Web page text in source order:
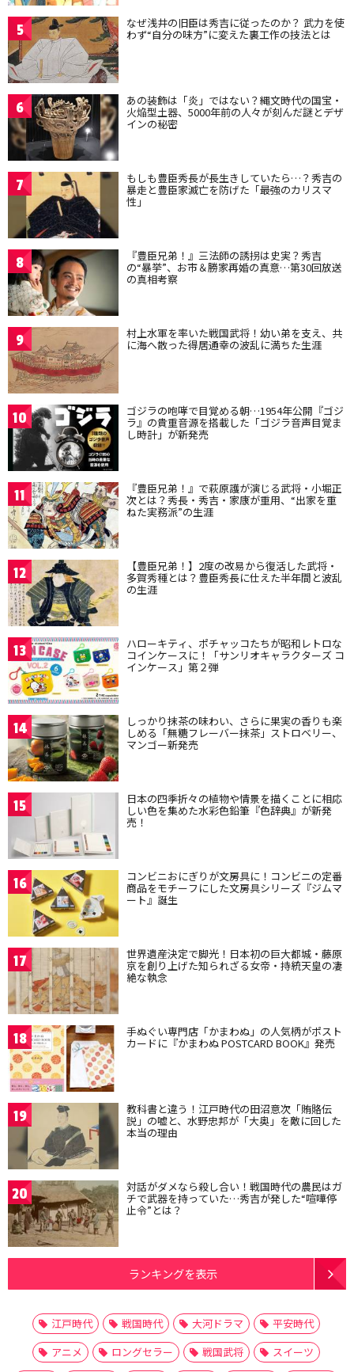
5 なぜ浅井の旧臣は秀吉に従ったのか？ 武力を使
わず“自分の味方”に変えた裏工作の技法とは
6 あの装飾は「炎」ではない？縄文時代の国宝・
火焔型土器、5000年前の人々が刻んだ謎とデザ
インの秘密
7 もしも豊臣秀長が長生きしていたら…？秀吉の
暴走と豊臣家滅亡を防げた「最強のカリスマ
性」
8 『豊臣兄弟！』三法師の誘拐は史実？秀吉
の“暴挙”、お市＆勝家再婚の真意…第30回放送
の真相考察
9 村上水軍を率いた戦国武将！幼い弟を支え、共
に海へ散った得居通幸の波乱に満ちた生涯
10 ゴジラの咆哮で目覚める朝…1954年公開『ゴジ
ラ』の貴重音源を搭載した「ゴジラ音声目覚ま
し時計」が新発売
11 『豊臣兄弟！』で萩原護が演じる武将・小堀正
次とは？秀長・秀吉・家康が重用、“出家を重
ねた実務派”の生涯
12 【豊臣兄弟！】2度の改易から復活した武将・
多賀秀種とは？豊臣秀長に仕えた半年間と波乱
の生涯
13 ハローキティ、ポチャッコたちが昭和レトロな
コインケースに！「サンリオキャラクターズ コ
インケース」第２弾
14 しっかり抹茶の味わい、さらに果実の香りも楽
しめる「無糖フレーバー抹茶」ストロベリー、
マンゴー新発売
15 日本の四季折々の植物や情景を描くことに相応
しい色を集めた水彩色鉛筆『色辞典』が新発
売！
16 コンビニおにぎりが文房具に！コンビニの定番
商品をモチーフにした文房具シリーズ『ジムマ
ート』誕生
17 世界遺産決定で脚光！日本初の巨大都城・藤原
京を創り上げた知られざる女帝・持統天皇の凄
絶な執念
18 手ぬぐい専門店「かまわぬ」の人気柄がポスト
カードに『かまわぬ POSTCARD BOOK』発売
19 教科書と違う！江戸時代の田沼意次「賄賂伝
説」の嘘と、水野忠邦が「大奥」を敵に回した
本当の理由
20 対話がダメなら殺し合い！戦国時代の農民はガ
チで武器を持っていた…秀吉が発した“喧嘩停
止令”とは？
ランキングを表示
江戸時代 戦国時代 大河ドラマ
平安時代
アニメ
ロングセラー 戦国武将
スイーツ